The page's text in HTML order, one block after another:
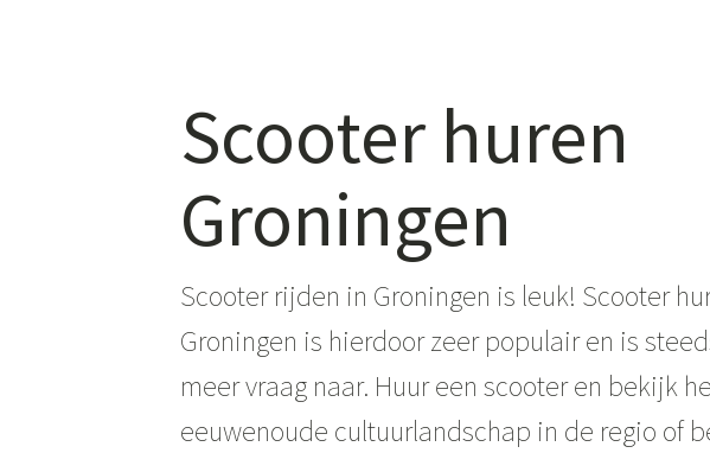
Scooter huren
Groningen
Scooter rijden in Groningen is leuk! Scooter
Groningen is hierdoor zeer populair en is
meer vraag naar. Huur een scooter en bekijk
eeuwenoude cultuurlandschap in de regio of